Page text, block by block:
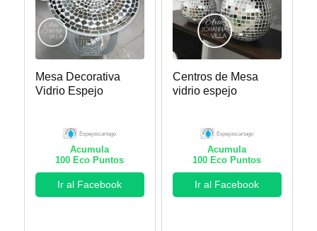
Mesa Decorativa
Vidrio Espejo
Espejoscartago
Acumula
100 Eco Puntos
Ir al Facebook
Centros de Mesa
vidrio espejo
Espejoscartago
Acumula
100 Eco Puntos
Ir al Facebook